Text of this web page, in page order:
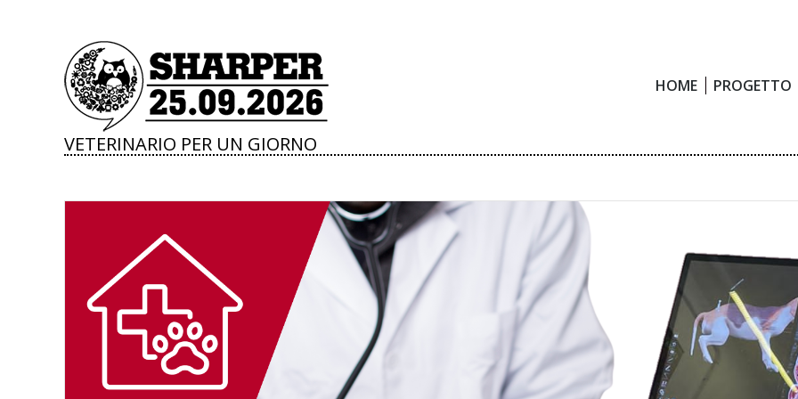
HOME PROGETTO
VETERINARIO PER UN GIORNO